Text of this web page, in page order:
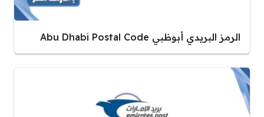
الرمز البريدي أبوظبي Abu Dhabi Postal Code